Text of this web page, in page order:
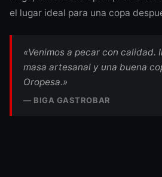
el lugar ideal para una copa
«Venimos a pecar con calidad.
masa artesanal y una buena
Oropesa.»
— BIGA GASTROBAR